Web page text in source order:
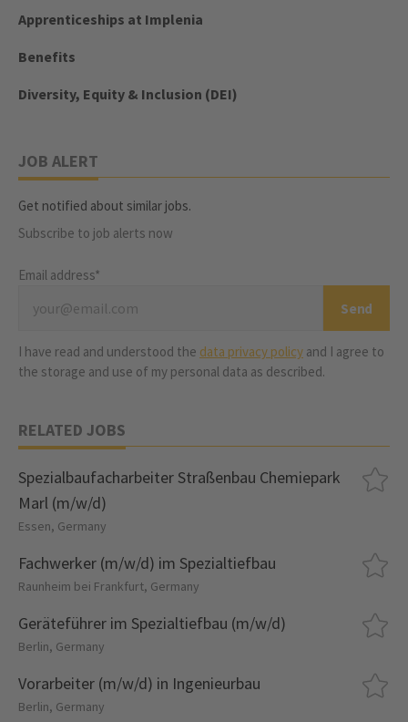
Apprenticeships at Implenia
Benefits
Diversity, Equity & Inclusion (DEI)
JOB ALERT
Get notified about similar jobs.
Subscribe to job alerts now
Email address*
I have read and understood the data privacy policy and I agree to
the storage and use of my personal data as described.
RELATED JOBS
Spezialbaufacharbeiter Straßenbau Chemiepark
Marl (m/w/d)
Essen, Germany
Fachwerker (m/w/d) im Spezialtiefbau
Raunheim bei Frankfurt, Germany
Geräteführer im Spezialtiefbau (m/w/d)
Berlin, Germany
Vorarbeiter (m/w/d) in Ingenieurbau
Berlin, Germany